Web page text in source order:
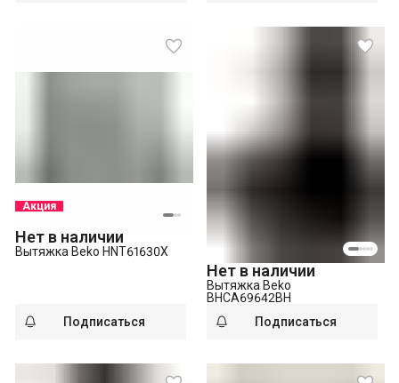
Акция
Нет в наличии
Вытяжка Beko HNT61630X
Подписаться
Нет в наличии
Вытяжка Beko
BHCA69642BH
Подписаться